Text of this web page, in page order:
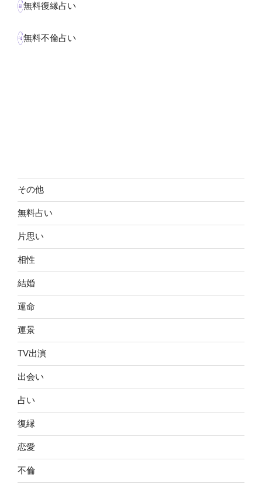
無料復縁占い
無料不倫占い
その他
無料占い
片思い
相性
結婚
運命
運景
TV出演
出会い
占い
復縁
恋愛
不倫